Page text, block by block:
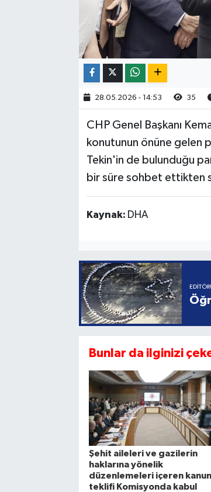
28.05.2026 - 14:53 35
CHP Genel Başkanı
konutunun önüne gelen
Tekin'in de bulunduğu
bir süre sohbet ettikten
Kaynak: DHA
Bunlar da ilginizi
Şehit aileleri ve gazilerin
haklarına yönelik
düzenlemeleri içeren kanun
teklifi Komisyonda kabul